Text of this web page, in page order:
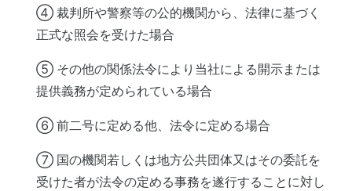
④ 裁判所や警察等の公的機関から、法律に基づく
正式な照会を受けた場合
⑤ その他の関係法令により当社による開示または
提供義務が定められている場合
⑥ 前二号に定める他、法令に定める場合
⑦ 国の機関若しくは地方公共団体又はその委託を
受けた者が法令の定める事務を遂行することに対し